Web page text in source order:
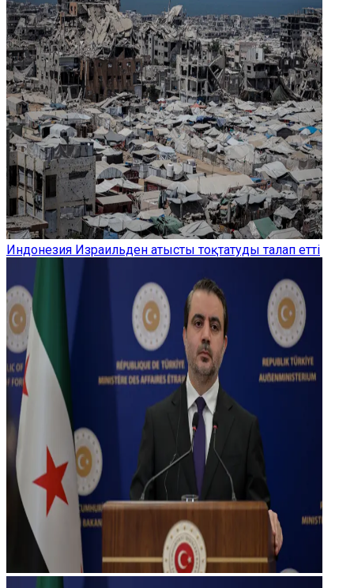
Индонезия Израильден атысты тоқтатуды талап етті